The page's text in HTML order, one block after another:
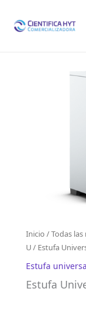
contenido
Inicio /Todas las
U/ Estufa
Estufa
Estufa